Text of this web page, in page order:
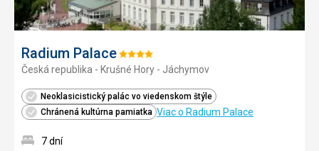
Radium PalaceHodnotenie:
4/5
Česká republika - Krušné Hory - Jáchymov
Neoklasicistický palác vo viedenskom štýle
Chránená kultúrna pamiatka Viac o Radium Palace
7 dní